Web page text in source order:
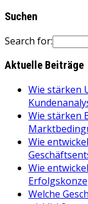
Suchen
Search for:
Aktuelle Beiträge
Wie stärken
Wie stärken
Wie
Wie
Welche